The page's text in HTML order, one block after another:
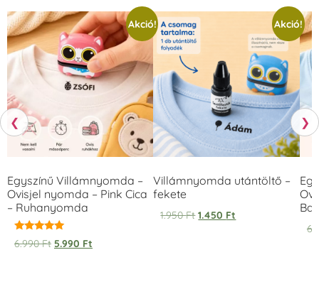
❮
Akció!
Egyszínű Villámnyomda –
Ovisjel nyomda – Pink Cica
– Ruhanyomda
Értékelés:
5.00
6.990Ft 5.990 Ft
Akció!
Villámnyomda utántöltő –
fekete
1.950Ft 1.450 Ft
❯